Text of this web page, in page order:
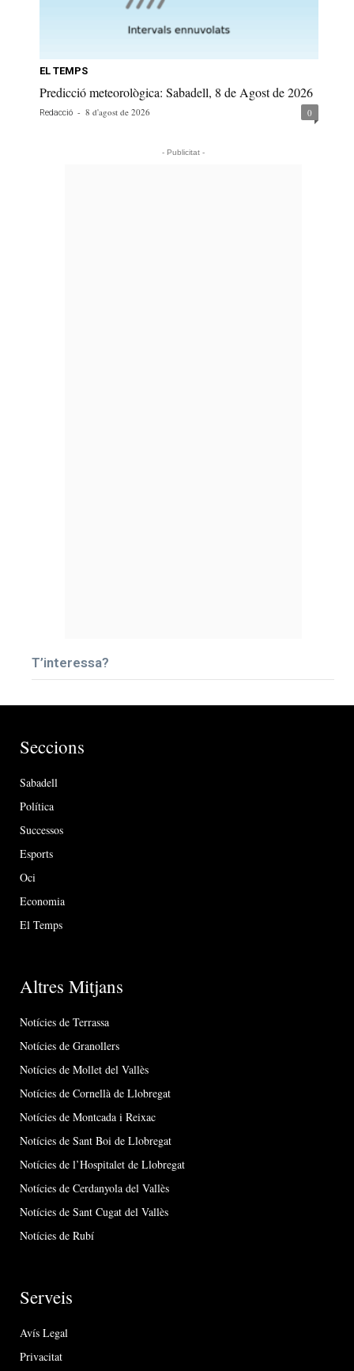
EL TEMPS
Predicció meteorològica: Sabadell, 8 de Agost de 2026
Redacció - 8 d'agost de 2026 0
- Publicitat -
T’interessa?
Seccions
Sabadell
Política
Successos
Esports
Oci
Economia
El Temps
Altres Mitjans
Notícies de Terrassa
Notícies de Granollers
Notícies de Mollet del Vallès
Notícies de Cornellà de Llobregat
Notícies de Montcada i Reixac
Notícies de Sant Boi de Llobregat
Notícies de l’Hospitalet de Llobregat
Notícies de Cerdanyola del Vallès
Notícies de Sant Cugat del Vallès
Notícies de Rubí
Serveis
Avís Legal
Privacitat